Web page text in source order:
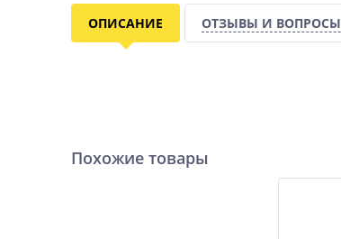
ОПИСАНИЕ ОТЗЫВЫ И ВОПРОСЫ
Похожие товары